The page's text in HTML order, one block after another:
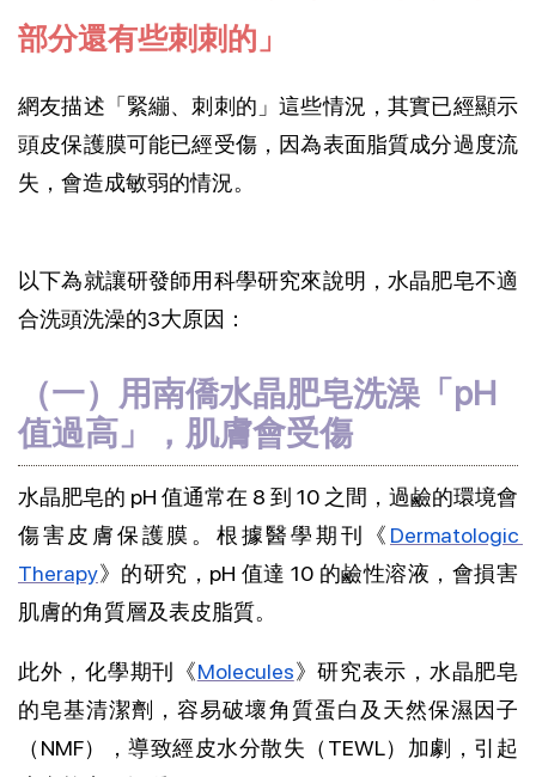
部分還有些刺刺的」
網友描述「緊繃、刺刺的」這些情況，其實已經顯示
頭皮保護膜可能已經受傷，因為表面脂質成分過度流
失，會造成敏弱的情況。
以下為就讓研發師用科學研究來說明，水晶肥皂不適
合洗頭洗澡的3大原因：
（一）用南僑水晶肥皂洗澡「pH
值過高」，肌膚會受傷
水晶肥皂的 pH 值通常在 8 到 10 之間，過鹼的環境會
傷害皮膚保護膜。根據醫學期刊《 Dermatologic
Therapy》的研究，pH 值達 10 的鹼性溶液，會損害
肌膚的角質層及表皮脂質。
此外，化學期刊《Molecules》研究表示，水晶肥皂
的皂基清潔劑，容易破壞角質蛋白及天然保濕因子
（NMF），導致經皮水分散失（TEWL）加劇，引起